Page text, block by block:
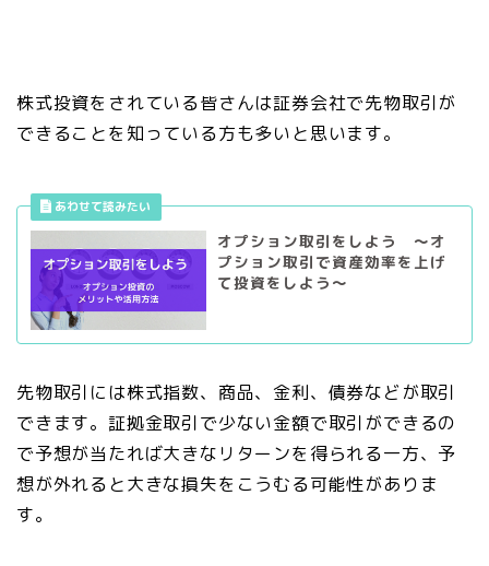
株式投資をされている皆さんは証券会社で先物取引が
できることを知っている方も多いと思います。
オプション取引をしよう ～オ
プション取引で資産効率を上げ
て投資をしよう～
先物取引には株式指数、商品、金利、債券などが取引
できます。証拠金取引で少ない金額で取引ができるの
で予想が当たれば大きなリターンを得られる一方、予
想が外れると大きな損失をこうむる可能性がありま
す。